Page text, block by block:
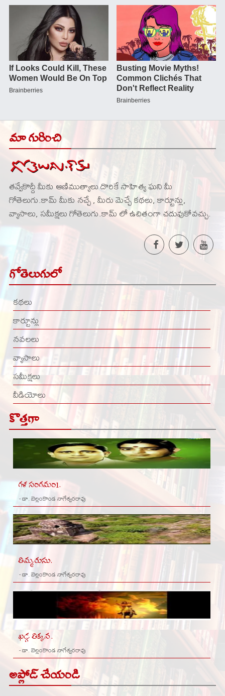
మా గురించి
తవ్వేకొద్దీ మీకు ఆణిముత్యాలు దొరికే సాహిత్య ఘని మీ
గోతెలుగు.కామ్ మీకు నచ్చే , మీరు మెచ్చే కథలు, కార్టూన్లు,
వ్యాసాలు, సమీక్షలు గోతెలుగు.కామ్ లో ఉచితంగా చదువుకోవచ్చు.
గోతెలుగులో
కథలు
కార్టూన్లు
నవలలు
వ్యాసాలు
సమీక్షలు
వీడియోలు
కొత్తగా
గళ సంగమం1.
- డా. బెల్లంకొండ నాగేశ్వరరావు
తిమ్మరుసు.
- డా. బెల్లంకొండ నాగేశ్వరరావు
ఖడ్గ తిక్కన .
- డా. బెల్లంకొండ నాగేశ్వరరావు
అప్లోడ్ చేయండి